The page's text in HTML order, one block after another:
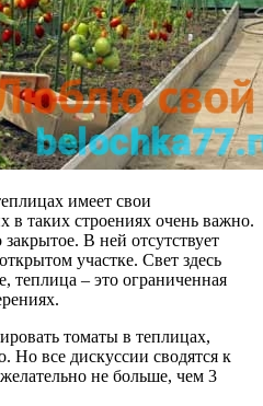
имеет свои
в таких строениях очень важно.
В ней отсутствует
участке. Свет здесь
теплица – это ограниченная
томаты в теплицах,
Но все дискуссии сводятся к
не больше, чем 3